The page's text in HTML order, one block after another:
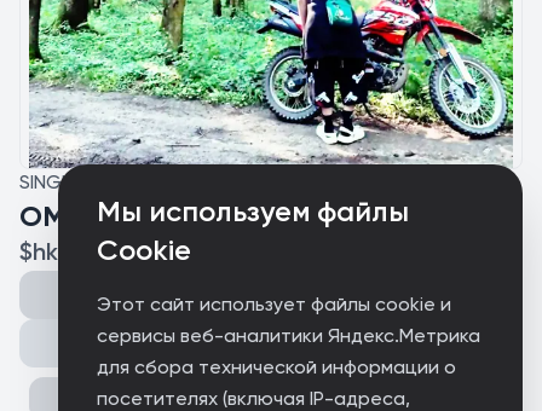
Мы используем файлы
Cookie
Этот сайт использует файлы cookie и
сервисы веб-аналитики Яндекс.Метрика
для сбора технической информации о
посетителях (включая IP-адреса,
SINGLE
OMG Hellnah
$hkin¥v̶Æ
Поделиться